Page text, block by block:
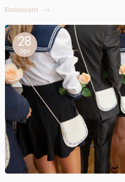
Elolvasom
28
ápr